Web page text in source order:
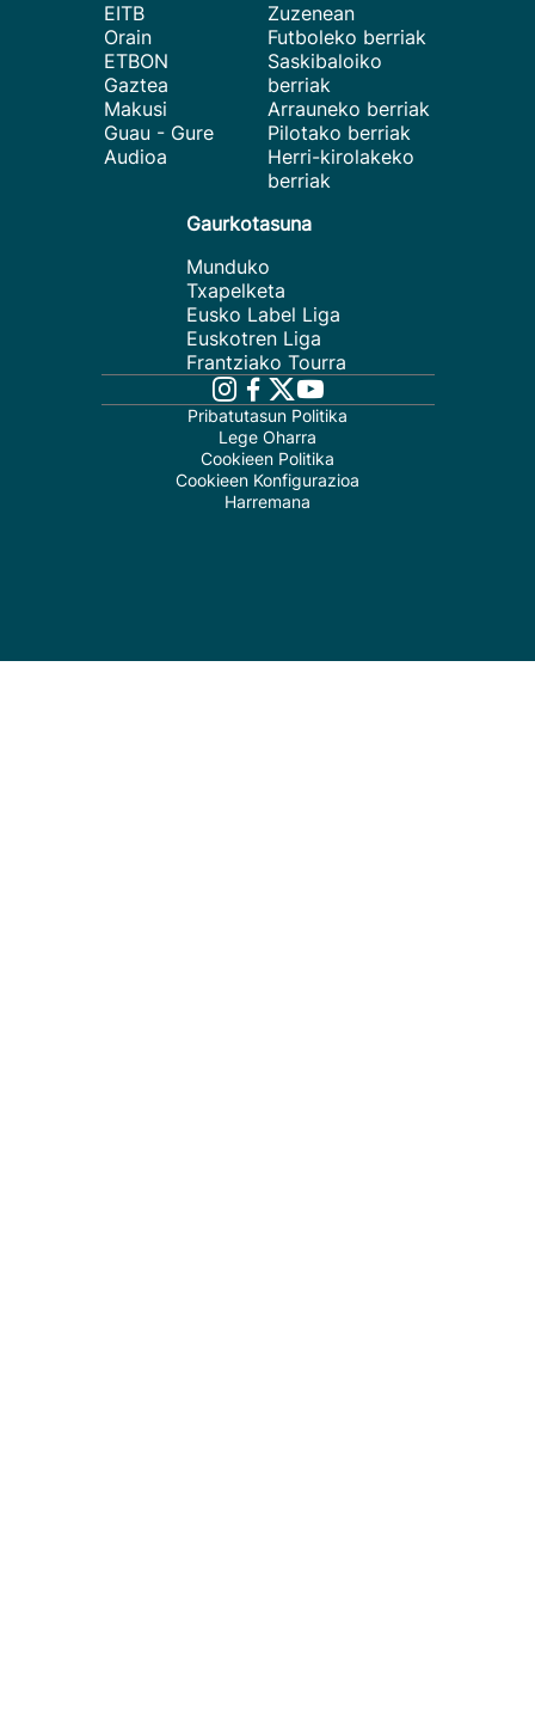
EITB
Orain
ETBON
Gaztea
Makusi
Guau - Gure
Audioa
Zuzenean
Futboleko berriak
Saskibaloiko
berriak
Arrauneko berriak
Pilotako berriak
Herri-kirolakeko
berriak
Gaurkotasuna
Munduko
Txapelketa
Eusko Label Liga
Euskotren Liga
Frantziako Tourra
Pribatutasun Politika
Lege Oharra
Cookieen Politika
Cookieen Konfigurazioa
Harremana